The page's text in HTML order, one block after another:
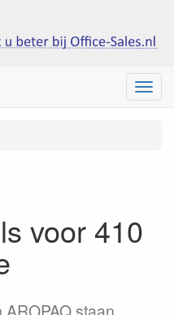
Menu
voor 410